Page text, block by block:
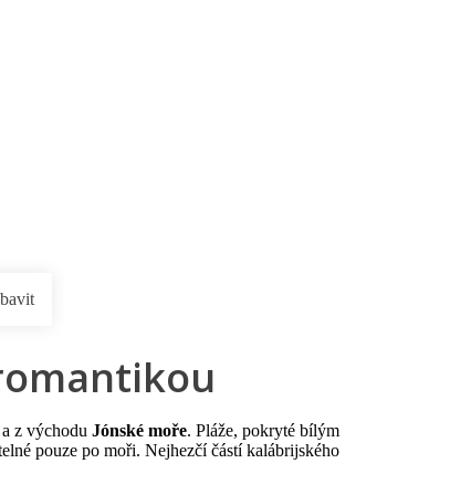
a z východu Jónské moře. Pláže, pokryté bílým
pouze po moři. Nejhezčí částí kalábrijského